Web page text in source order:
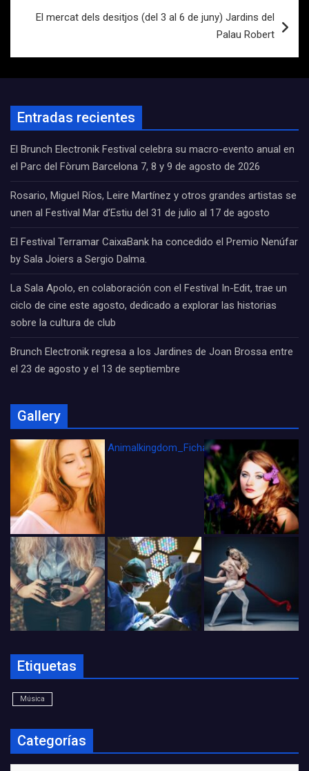
El mercat dels desitjos (del 3 al 6 de juny) Jardins del
Palau Robert
Entradas recientes
El Brunch Electronik Festival celebra su macro-evento anual en
el Parc del Fòrum Barcelona 7, 8 y 9 de agosto de 2026
Rosario, Miguel Ríos, Leire Martínez y otros grandes artistas se
unen al Festival Mar d’Estiu del 31 de julio al 17 de agosto
El Festival Terramar CaixaBank ha concedido el Premio Nenúfar
by Sala Joiers a Sergio Dalma.
La Sala Apolo, en colaboración con el Festival In-Edit, trae un
ciclo de cine este agosto, dedicado a explorar las historias
sobre la cultura de club
Brunch Electronik regresa a los Jardines de Joan Brossa entre
el 23 de agosto y el 13 de septiembre
Gallery
Animalkingdom_FichaCine
Etiquetas
Música
Categorías